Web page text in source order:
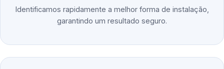
Identificamos rapidamente a melhor forma de instalação,
garantindo um resultado seguro.